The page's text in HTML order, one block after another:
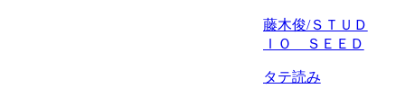
藤木俊/ＳＴＵＤ
ＩＯ ＳＥＥＤ
タテ読み